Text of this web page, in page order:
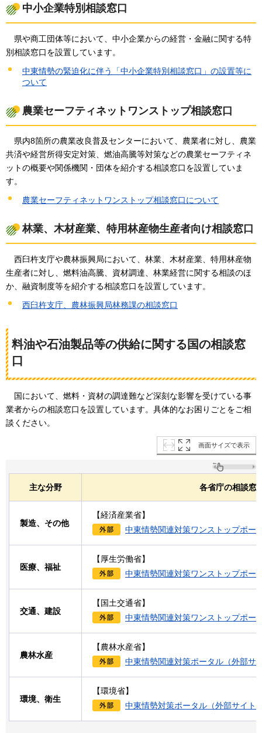
中小企業特別相談窓口
県や商工団体等において、中小企業からの経営・金融に関する特
別相談窓口を設置しています。
中東情勢の緊迫化に伴う「中小企業特別相談窓口」の設置等に
ついて
農業セーフティネットワンストップ相談窓口
県内8箇所の農業改良普及センターにおいて、農業者に対し、農業
共済や経営所得安定対策、燃油高騰等対策などの農業セーフティネ
ットの概要や関係機関・団体を紹介する相談窓口を設置していま
す。
農業セーフティネットワンストップ相談窓口について
林業、木材産業、特用林産物生産者向け相談窓⼝
西臼杵支庁や農林振興局において、林業、木材産業、特用林産物
生産者に対し、燃料油高騰、資材調達、林業経営に関する相談のほ
か、融資制度等を紹介する相談窓⼝を設置しています。
西臼杵支庁、農林振興局林務課の相談窓口
料油や石油製品等の供給に関する国の相談窓
口
国において、燃料・資材の調達難など深刻な影響を受けている事
業者からの相談窓口を設置しています。具体的なお困りごとをご相
談ください。
画面サイズで表示
主な分野 各省庁の相談窓
製造、その他
【経済産業省】
中東情勢関連対策ワンストップポー
医療、福祉
【厚生労働省】
中東情勢関連対策ワンストップポー
交通、建設
【国土交通省】
中東情勢関連対策ワンストップポー
農林水産
【農林水産省】
中東情勢関連対策ポータル（外部サ
環境、衛生
【環境省】
中東情勢対策ポータル（外部サイト